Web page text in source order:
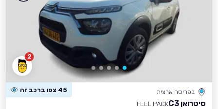
2
בפריסה ארצית 45 צפו ברכב זה
סיטרואן C3
FEEL PACK